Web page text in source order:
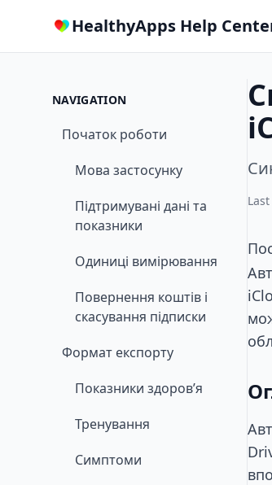
HealthyApps Help
NAVIGATION
Початок роботи
Мова застосунку
Підтримувані дані та
показники
Одиниці вимірювання
Повернення коштів і
скасування підписки
Формат експорту
Показники здоров’я
Тренування
Симптоми